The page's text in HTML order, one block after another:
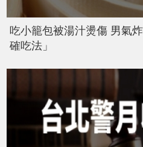
吃小籠包被湯汁燙傷 男氣
確吃法」